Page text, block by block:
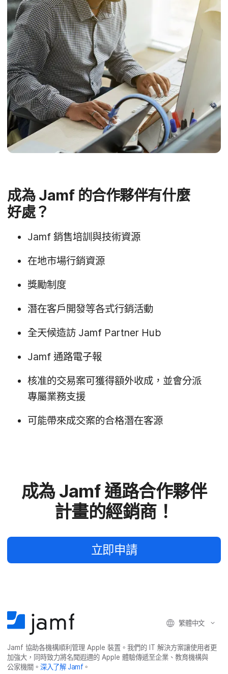
成為Jamf 的​合作​夥伴​有​什麼​
好處？
Jamf銷售​培訓​與​技術​資源
在​地市場​行銷​資源
獎勵​制度
潛​在​客戶​開發等​各式​行銷​活動
全​天​候造​訪 Jamf Partner Hub
Jamf通路​電子報
核准​的​交易案​可​獲得額​外​收成，​並​會​分派​
專屬​業務​支援
可能​帶來​成​交案​的​合格​潛​在​客源
成為Jamf通路​合作​夥伴​
計畫​的​經銷​商！
立即​申請
繁體​中文
Jamf協助​各​機構​順利​管理 Apple裝置。​我們​的 IT解決​方案​讓​使用​者​更​
加強​大，​同時​致力​將​名聞​遐邇​的 Apple體驗​傳遞​至​企業、​教育​機構​與​
公家​機關。深入​了​解Jamf。